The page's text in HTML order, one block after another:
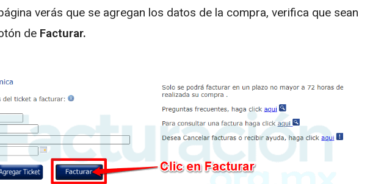
verás que se agregan los datos de la compra, verifica que sean
de Facturar.